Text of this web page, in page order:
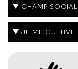
CHAMP SOCIAL
JE ME CULTIVE